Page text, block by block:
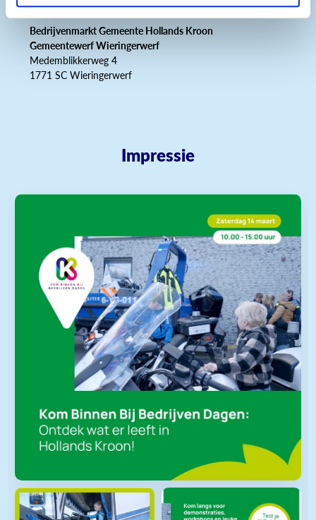
Bedrijvenmarkt Gemeente Hollands Kroon
Gemeentewerf Wieringerwerf
Medemblikkerweg 4
1771 SC Wieringerwerf
Impressie